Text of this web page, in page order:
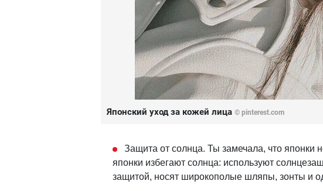
Японский уход за кожей лица © pinterest.com
Защита от солнца. Ты замечала, что японки
японки избегают солнца: используют
защитой, носят широкополые шляпы, зонты и